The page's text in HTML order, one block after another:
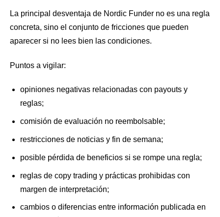
La principal desventaja de Nordic Funder no es una regla
concreta, sino el conjunto de fricciones que pueden
aparecer si no lees bien las condiciones.
Puntos a vigilar:
opiniones negativas relacionadas con payouts y
reglas;
comisión de evaluación no reembolsable;
restricciones de noticias y fin de semana;
posible pérdida de beneficios si se rompe una regla;
reglas de copy trading y prácticas prohibidas con
margen de interpretación;
cambios o diferencias entre información publicada en